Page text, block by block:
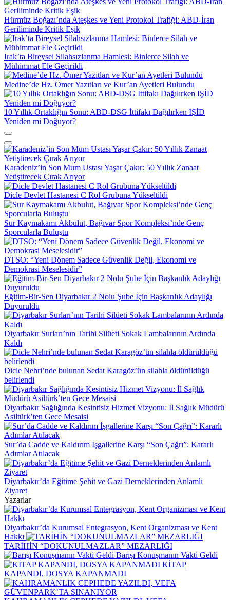
Hürmüz Boğazı’nda Ateşkes ve Yeni Protokol Trafiği: ABD-İran
Geriliminde Kritik Eşik
Irak’ta Bireysel Silahsızlanma Hamlesi: Binlerce Silah ve
Mühimmat Ele Geçirildi
Medine’de Hz. Ömer Yazıtları ve Kur’an Ayetleri Bulundu
10 Yıllık Ortaklığın Sonu: ABD-DSG İttifakı Dağılırken IŞİD
Yeniden mi Doğuyor?
Karadeniz’in Son Mum Ustası Yaşar Çakır: 50 Yıllık Zanaat
Yetiştirecek Çırak Arıyor
Dicle Devlet Hastanesi C Rol Grubuna Yükseltildi
Sur Kaymakamı Akbulut, Bağıvar Spor Kompleksi’nde Genç
Sporcularla Buluştu
DTSO: “Yeni Dönem Sadece Güvenlik Değil, Ekonomi ve
Demokrasi Meselesidir”
Eğitim-Bir-Sen Diyarbakır 2 Nolu Şube İçin Başkanlık Adaylığı
Duyuruldu
Diyarbakır Surları’nın Tarihi Silüeti Sokak Lambalarının Ardında
Kaldı
Dicle Nehri’nde bulunan Sedat Karagöz’ün silahla öldürüldüğü
belirlendi
Diyarbakır Sağlığında Kesintisiz Hizmet Vizyonu: İl Sağlık Müdürü
Asiltürk’ten Gece Mesaisi
Sur’da Cadde ve Kaldırım İşgallerine Karşı “Son Çağrı”: Kararlı
Adımlar Atılacak
Diyarbakır’da Eğitime Şehit ve Gazi Derneklerinden Anlamlı
Ziyaret
Yazarlar
Diyarbakır’da Kurumsal Entegrasyon, Kent Organizması ve Kent
Hakkı
TARİHİN “DOKUNULMAZLAR” MEZARLIĞI
Barışı Konuşmanın Vakti Geldi
KİTAP
KAPANDI, DOSYA KAPANMADI